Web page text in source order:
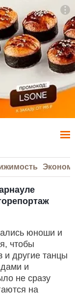
юноши и
чтобы
и другие танцы
и
не сразу
на